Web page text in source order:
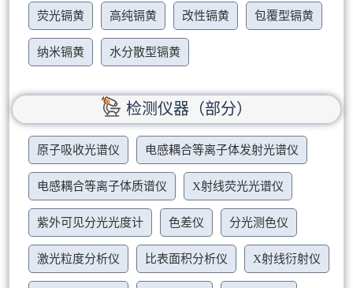
荧光镉黄 高纯镉黄 改性镉黄 包覆型镉黄
纳米镉黄 水分散型镉黄
检测仪器（部分）
原子吸收光谱仪 电感耦合等离子体发射光谱仪
电感耦合等离子体质谱仪 X射线荧光光谱仪
紫外可见分光光度计 色差仪 分光测色仪
激光粒度分析仪 比表面积分析仪 X射线衍射仪